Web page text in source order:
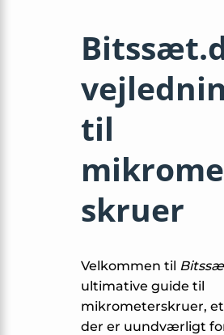
til
skruer
Velkommen til
ultimative guide til
mikrometerskruer,
der er uundværligt